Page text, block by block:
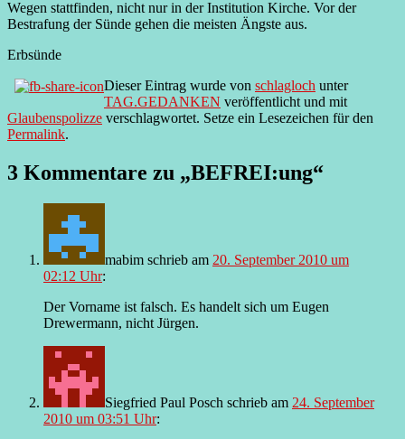
Wegen stattfinden, nicht nur in der Institution Kirche. Vor der
Bestrafung der Sünde gehen die meisten Ängste aus.
Erbsünde
Dieser Eintrag wurde von schlagloch unter
TAG.GEDANKEN veröffentlicht und mit
Glaubenspolizze verschlagwortet. Setze ein Lesezeichen für den
Permalink.
3 Kommentare zu „BEFREI:ung“
mabim schrieb am 20. September 2010 um
02:12 Uhr:
Der Vorname ist falsch. Es handelt sich um Eugen
Drewermann, nicht Jürgen.
Siegfried Paul Posch schrieb am 24. September
2010 um 03:51 Uhr: